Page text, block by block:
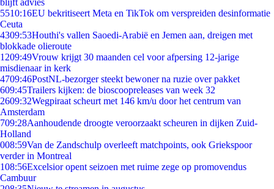
blijft advies
5510:16EU bekritiseert Meta en TikTok om verspreiden desinformatie
Ceuta
4309:53Houthi's vallen Saoedi-Arabië en Jemen aan, dreigen met
blokkade olieroute
1209:49Vrouw krijgt 30 maanden cel voor afpersing 12-jarige
misdienaar in kerk
4709:46PostNL-bezorger steekt bewoner na ruzie over pakket
609:45Trailers kijken: de bioscoopreleases van week 32
2609:32Wegpiraat scheurt met 146 km/u door het centrum van
Amsterdam
709:28Aanhoudende droogte veroorzaakt scheuren in dijken Zuid-
Holland
008:59Van de Zandschulp overleeft matchpoints, ook Griekspoor
verder in Montreal
108:56Excelsior opent seizoen met ruime zege op promovendus
Cambuur